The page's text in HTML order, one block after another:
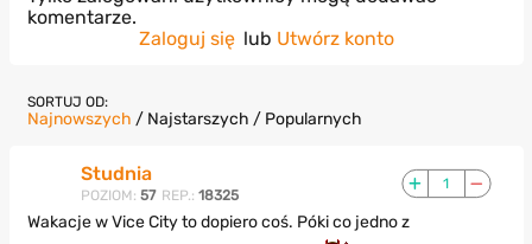
komentarze.
Zaloguj się lub Utwórz konto
SORTUJ OD:
Najnowszych / Najstarszych / Popularnych
Studnia
POZIOM: 57 REP.: 18325
1
Wakacje w Vice City to dopiero coś. Póki co jedno z